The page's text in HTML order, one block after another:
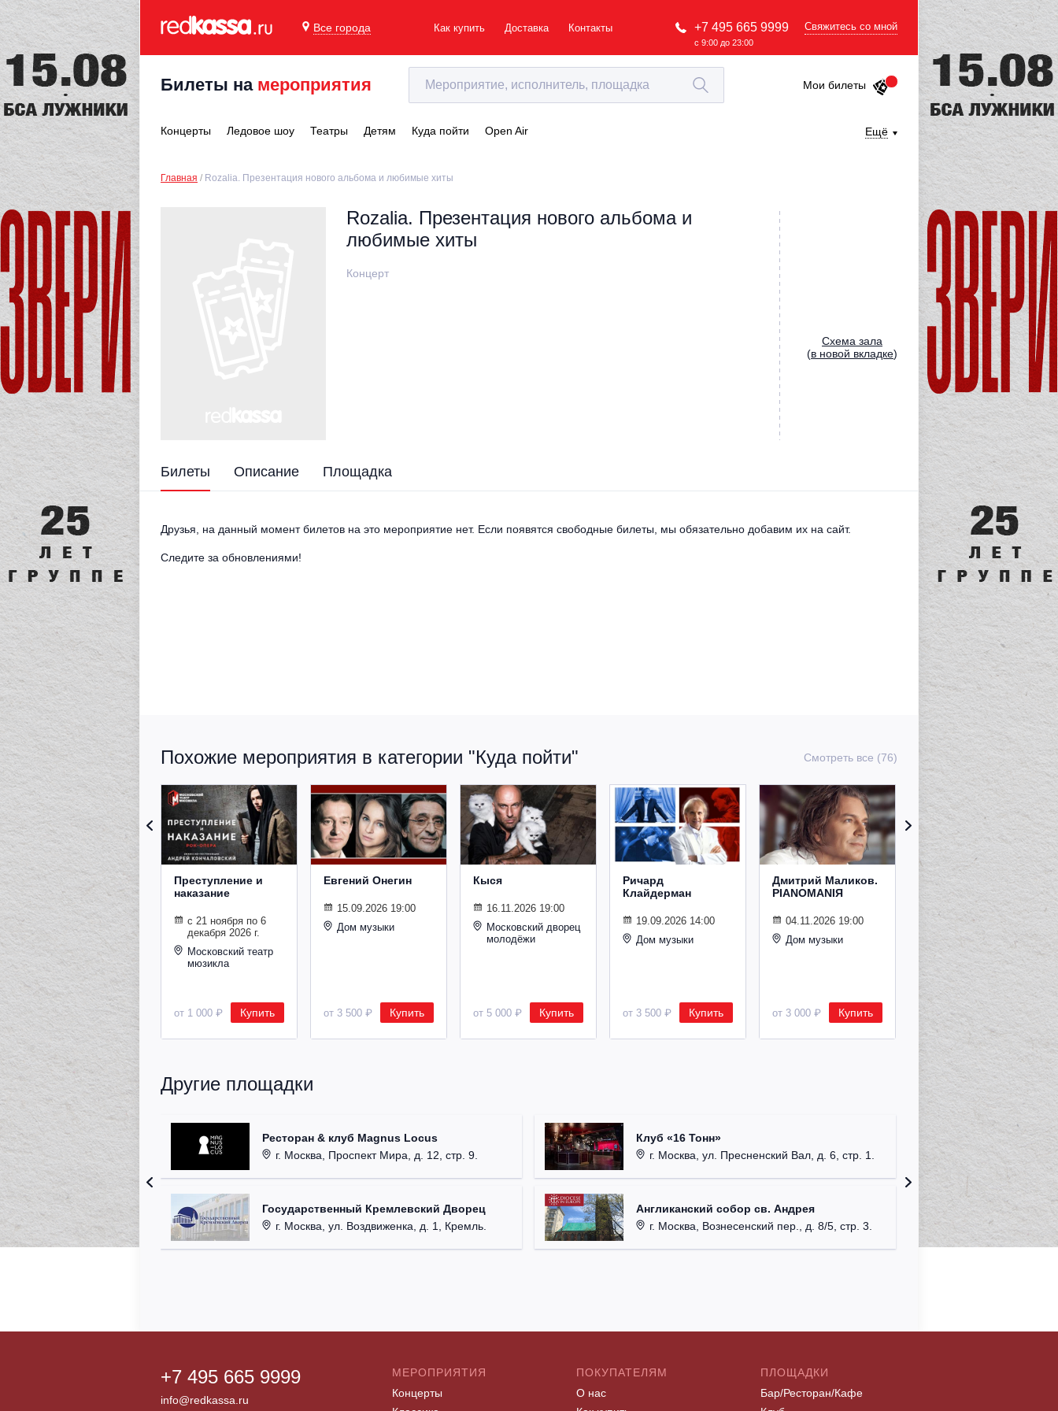
Все города Как купить Доставка Контакты +7 495 665 9999
с 9:00 до 23:00
Свяжитесь со мной
Билеты на мероприятия Мои билеты
Концерты Ледовое шоу Театры Детям Куда пойти Open Air Ещё
Главная Rozalia. Презентация нового альбома и любимые хиты
Rozalia. Презентация нового альбома и
любимые хиты
Концерт
Cхема зала
(в новой вкладке)
Билеты Описание Площадка
Друзья, на данный момент билетов на это мероприятие нет. Если появятся свободные билеты, мы обязательно добавим их на сайт.
Следите за обновлениями!
Похожие мероприятия в категории "Куда пойти" Смотреть все (76)
Преступление и
наказание
с 21 ноября по 6
декабря 2026 г.
Московский театр
мюзикла
от 1 000 ₽ Купить
Евгений Онегин
15.09.2026 19:00
Дом музыки
от 3 500 ₽ Купить
Кыся
16.11.2026 19:00
Московский дворец
молодёжи
от 5 000 ₽ Купить
Ричард
Клайдерман
19.09.2026 14:00
Дом музыки
от 3 500 ₽ Купить
Дмитрий Маликов.
PIANOMANIЯ
04.11.2026 19:00
Дом музыки
от 3 000 ₽ Купить
Рождественский
концерт
Владимира
Спивакова
24.12.2026 19:00
Дом музыки
от 8 500 ₽ Купить
Другие площадки
Ресторан & клуб Magnus Locus
г. Москва, Проспект Мира, д. 12, стр. 9.
Государственный Кремлевский Дворец
г. Москва, ул. Воздвиженка, д. 1, Кремль.
Клуб «16 Тонн»
г. Москва, ул. Пресненский Вал, д. 6, стр. 1.
Англиканский собор св. Андрея
г. Москва, Вознесенский пер., д. 8/5, стр. 3.
Римско-
г.
Храм
г.
+7 495 665 9999
info@redkassa.ru
МЕРОПРИЯТИЯ
Концерты
ПОКУПАТЕЛЯМ
О нас
ПЛОЩАДКИ
Бар/Ресторан/Кафе